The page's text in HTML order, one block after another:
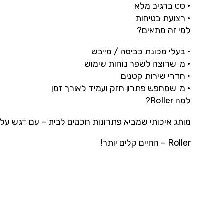
• סט ברגים מלא
• רצועת בטיחות
למי זה מתאים?
• בעלי מכונת כביסה / מייבש
• מי שרוצה לשפר נוחות שימוש
• חדרי שירות קטנים
• מי שמחפש פתרון חזק ועמיד לאורך זמן
למה Roller
?
מותג איכותי שמביא פתרונות חכמים לבית – עם דגש על
Roller
– החיים קלים יותר!